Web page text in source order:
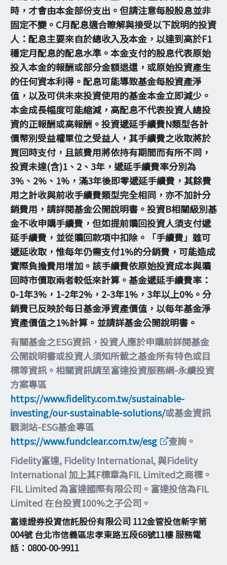
時，才會由本金部份支出。但請注意每股股息並非
固定不變。C月配息適合瞭解與接受以下說明的投資
人：配息主要來自於總收入及本金，以達到高於F1
穩定月配息的配息水準。本金支付的股息代表原始
投入本金的報酬或部分金額退還，或原始投資產生
的任何資本利得。配息可能導致基金每股資產淨
值，以及可供未來投資使用的基金本金立即減少。
本金成長幅度可能縮減，高配息不代表投資人總投
資的正報酬或高報酬。投資遞延手續費N類型各計
價幣別受益權單位之受益人，其手續費之收取將於
買回時支付，且該費用將依持有期間而有所不同，
投資未達(含)1、2、3年，遞延手續費率分別為
3%、2%、1%，滿3年後即零遞延手續費，其餘費
用之計收與前收手續費類型完全相同，亦不加計分
銷費用，請詳閱基金公開說明書。投資B相關級別基
金不收申購手續費，但如提前贖回投資人須支付遞
延手續費，並從贖回款項中扣除。「手續費」雖可
遞延收取，惟每年仍需支付1%的分銷費，可能造成
實際負擔費用增加。該手續費依原始投資成本與贖
回時市價取兩者較低來計算。基金遞延手續費率：
0-1年3%，1-2年2%，2-3年1%，3年以上0%。分
銷費已反映於每日基金淨資產價值，以每年基金淨
資產價值之1%計算。並請詳基金公開說明書。
有關基金之ESG資訊，投資人應於申購前詳閱基金
公開說明書或投資人須知所載之基金所有特色或目
標等資訊。相關資訊請至富達投資服務網-永續投資
方案專區
https://www.fidelity.com.tw/sustainable-
investing/our-sustainable-solutions/或基金資訊
觀測站-ESG基金專區
https://www.fundclear.com.tw/esg
查詢。
Fidelity富達, Fidelity International, 與Fidelity
International 加上其F標章為FIL Limited之商標。
FIL Limited 為富達國際有限公司。富達投信為FIL
Limited 在台投資100%之子公司。
富達證券投資信託股份有限公司 112金管投信新字第
004號 台北市信義區忠孝東路五段68號11樓 服務電
話：0800-00-9911